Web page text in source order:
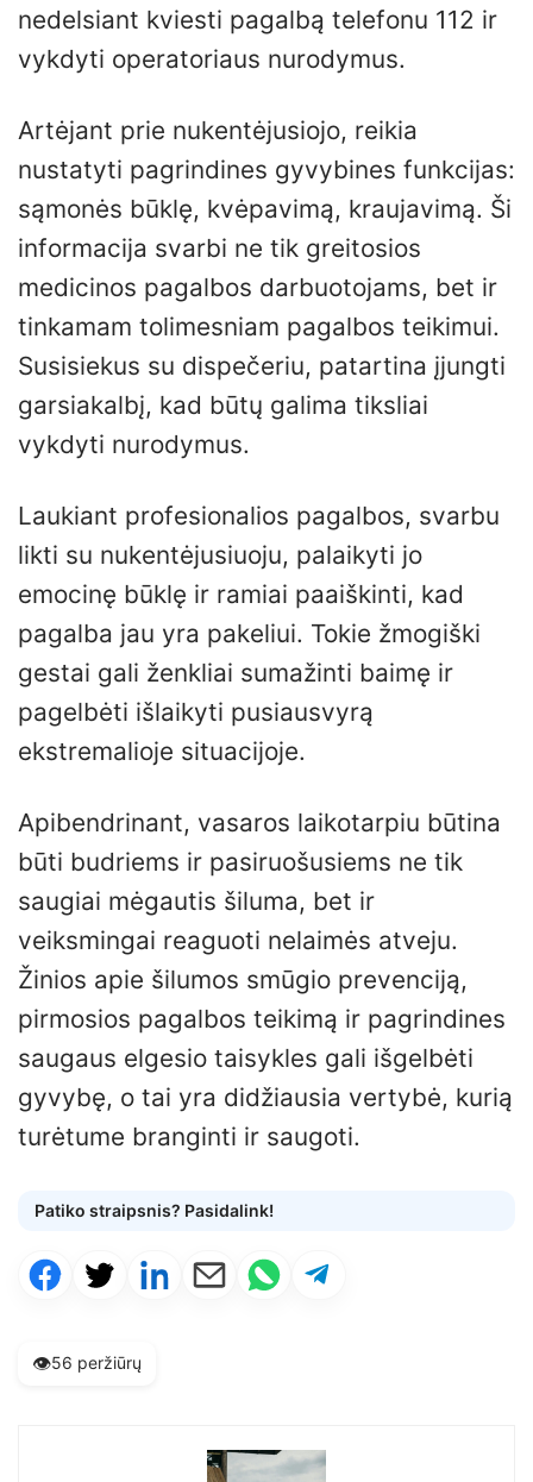
nedelsiant kviesti pagalbą telefonu 112 ir
vykdyti operatoriaus nurodymus.
Artėjant prie nukentėjusiojo, reikia
nustatyti pagrindines gyvybines funkcijas:
sąmonės būklę, kvėpavimą, kraujavimą. Ši
informacija svarbi ne tik greitosios
medicinos pagalbos darbuotojams, bet ir
tinkamam tolimesniam pagalbos teikimui.
Susisiekus su dispečeriu, patartina įjungti
garsiakalbį, kad būtų galima tiksliai
vykdyti nurodymus.
Laukiant profesionalios pagalbos, svarbu
likti su nukentėjusiuoju, palaikyti jo
emocinę būklę ir ramiai paaiškinti, kad
pagalba jau yra pakeliui. Tokie žmogiški
gestai gali ženkliai sumažinti baimę ir
pagelbėti išlaikyti pusiausvyrą
ekstremalioje situacijoje.
Apibendrinant, vasaros laikotarpiu būtina
būti budriems ir pasiruošusiems ne tik
saugiai mėgautis šiluma, bet ir
veiksmingai reaguoti nelaimės atveju.
Žinios apie šilumos smūgio prevenciją,
pirmosios pagalbos teikimą ir pagrindines
saugaus elgesio taisykles gali išgelbėti
gyvybę, o tai yra didžiausia vertybė, kurią
turėtume branginti ir saugoti.
Patiko straipsnis? Pasidalink!
👁️56 peržiūrų